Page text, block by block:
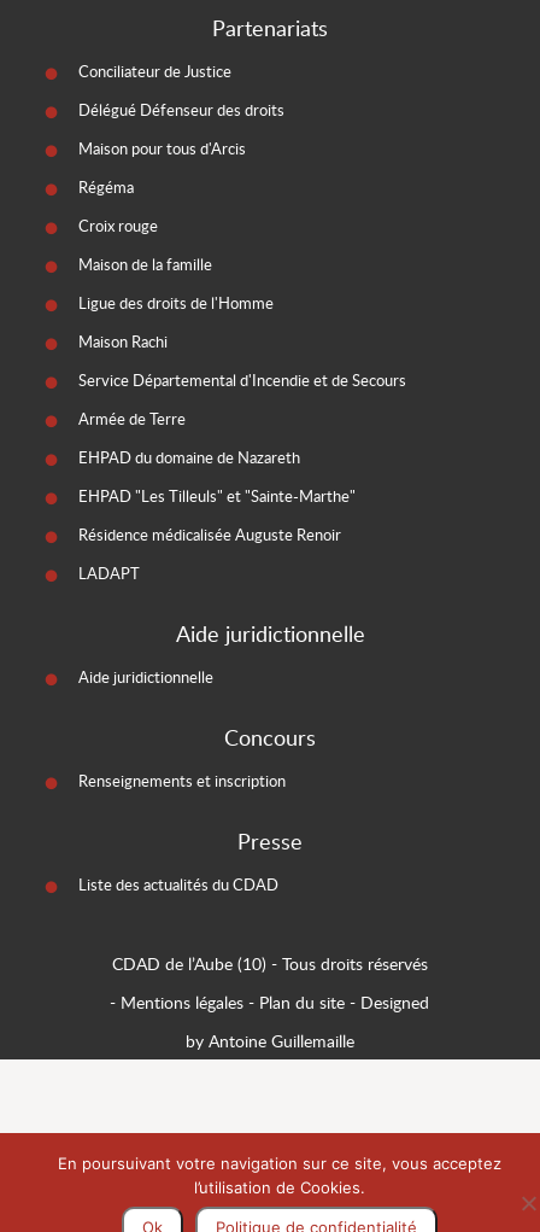
Partenariats
Conciliateur de Justice
Délégué Défenseur des droits
Maison pour tous d'Arcis
Régéma
Croix rouge
Maison de la famille
Ligue des droits de l'Homme
Maison Rachi
Service Départemental d'Incendie et de Secours
Armée de Terre
EHPAD du domaine de Nazareth
EHPAD "Les Tilleuls" et "Sainte-Marthe"
Résidence médicalisée Auguste Renoir
LADAPT
Aide juridictionnelle
Aide juridictionnelle
Concours
Renseignements et inscription
Presse
Liste des actualités du CDAD
CDAD de l’Aube (10) - Tous droits réservés
- Mentions légales - Plan du site - Designed
by Antoine Guillemaille
En poursuivant votre navigation sur ce site, vous acceptez
l’utilisation de Cookies.
Ok Politique de confidentialité